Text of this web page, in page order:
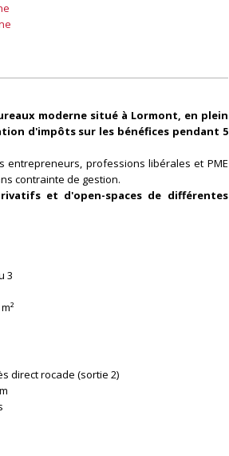
moderne situé à Lormont, en plein
d'impôts sur les bénéfices pendant 5
professions libérales et PME
contrainte de gestion.
et d'open-spaces de différentes
3
direct rocade (sortie 2)